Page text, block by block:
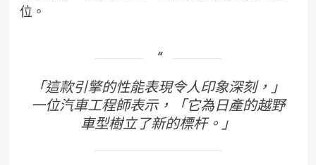
位。
「這款引擎的性能表現令人印象深刻，」
一位汽車工程師表示，「它為日產的越野
車型樹立了新的標杆。」